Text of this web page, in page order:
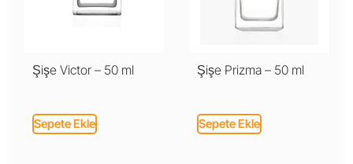
Şişe Victor – 50 ml
Sepete Ekle
Şişe Prizma – 50 ml
Sepete Ekle